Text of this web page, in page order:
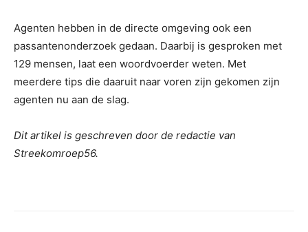
Agenten hebben in de directe omgeving ook een
passantenonderzoek gedaan. Daarbij is gesproken met
129 mensen, laat een woordvoerder weten. Met
meerdere tips die daaruit naar voren zijn gekomen zijn
agenten nu aan de slag.
Dit artikel is geschreven door de redactie van
Streekomroep56.